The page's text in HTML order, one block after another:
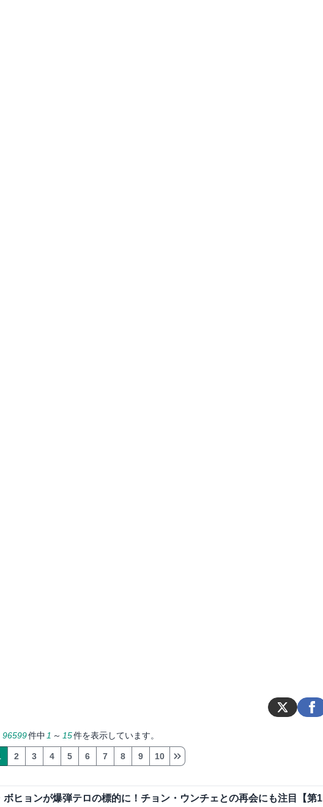
96599件中 1 ～ 15件を表示しています。
2 3 4 5 6 7 8 9 10
ボヒョンが爆弾テロの標的に！チョン・ウンチェとの再会にも注目【第1